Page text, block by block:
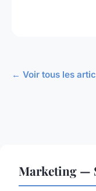
← Voir tous les
Marketing —